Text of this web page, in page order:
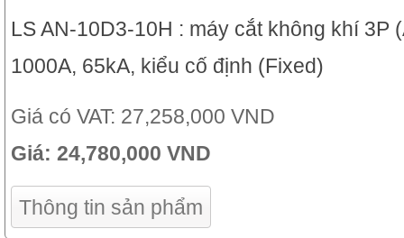
LS AN-10D3-10H : máy cắt không khí 3P
1000A, 65kA, kiểu cố định (Fixed)
Giá có VAT: 27,258,000 VND
Giá: 24,780,000 VND
Thông tin sản phẩm